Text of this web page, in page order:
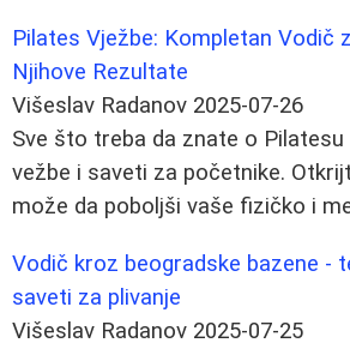
Pilates Vježbe: Kompletan Vodič
Njihove Rezultate
Višeslav Radanov 2025-07-26
Sve što treba da znate o
vežbe i saveti za početnike.
može da poboljši vaše fizičko i
Vodič kroz beogradske bazene -
saveti za plivanje
Višeslav Radanov 2025-07-25